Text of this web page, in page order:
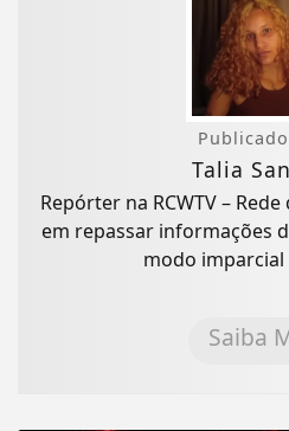
Talia
Repórter na RCWTV –
em repassar informações
modo imparcial
Saiba